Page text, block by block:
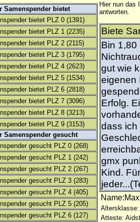
Samenspender bietet
bietet PLZ 0 (1391)
bietet PLZ 1 (2235)
bietet PLZ 2 (2115)
bietet PLZ 3 (1795)
bietet PLZ 4 (2623)
bietet PLZ 5 (1534)
bietet PLZ 6 (2818)
bietet PLZ 7 (3096)
bietet PLZ 8 (3213)
bietet PLZ 9 (3153)
Samenspender gesucht
gesucht PLZ 0 (268)
gesucht PLZ 1 (242)
gesucht PLZ 2 (267)
gesucht PLZ 3 (283)
gesucht PLZ 4 (405)
gesucht PLZ 5 (205)
gesucht PLZ 6 (127)
Hier nun das
antworten.
Biete
Bin
gut wie
eigenen
Erfolg.
dass ich
gmx
Kind.
Altersklasse:
Atteste: